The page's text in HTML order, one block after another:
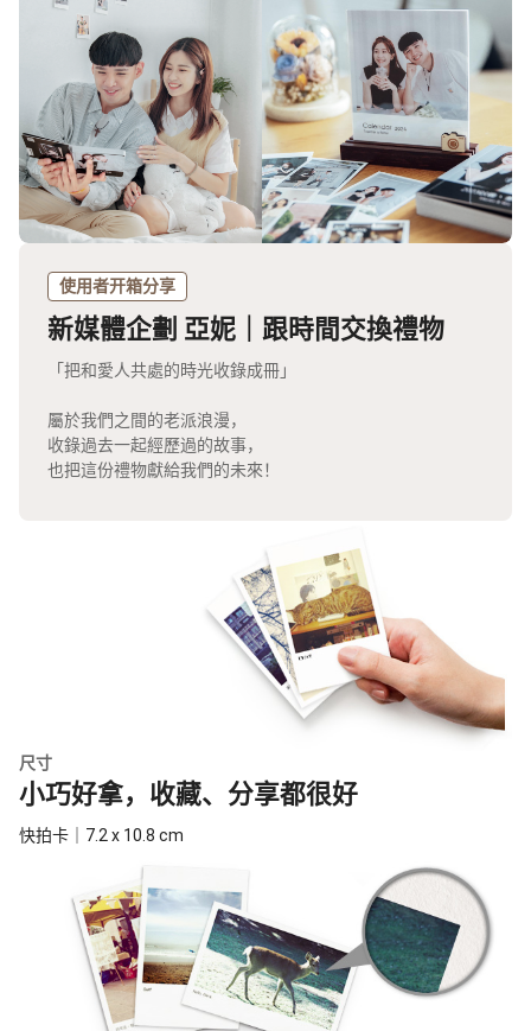
使用者开箱分享
新媒體企劃 亞妮｜跟時間交換禮物
「把和愛人共處的時光收錄成冊」
屬於我們之間的老派浪漫，
收錄過去一起經歷過的故事，
也把這份禮物獻給我們的未來！
尺寸
小巧好拿，收藏、分享都很好
快拍卡｜7.2 x 10.8 cm